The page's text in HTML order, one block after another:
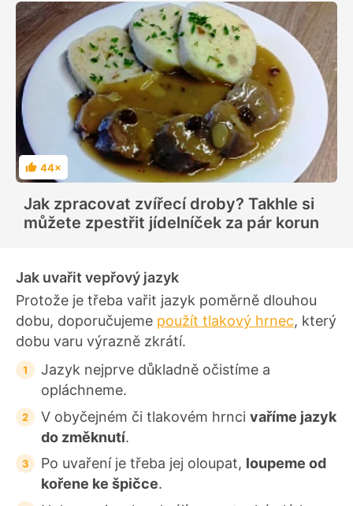
H
o
n
o
c
44×
Jak zpracovat zvířecí droby? Takhle si
můžete zpestřit jídelníček za pár korun
Jak uvařit vepřový jazyk
Protože je třeba vařit jazyk poměrně dlouhou
dobu, doporučujeme použít tlakový hrnec, který
dobu varu výrazně zkrátí.
Jazyk nejprve důkladně očistíme a
opláchneme.
V obyčejném či tlakovém hrnci vaříme jazyk
do změknutí.
Po uvaření je třeba jej oloupat, loupeme od
kořene ke špičce.